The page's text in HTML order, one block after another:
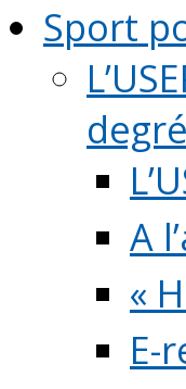
Sport
degré
A
«
E-